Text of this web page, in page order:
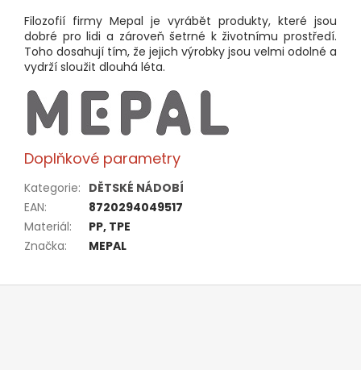
Filozofií firmy Mepal je vyrábět produkty, které jsou
dobré pro lidi a zároveň šetrné k životnímu prostředí.
Toho dosahují tím, že jejich výrobky jsou velmi odolné a
vydrží sloužit dlouhá léta.
Doplňkové parametry
Kategorie: DĚTSKÉ NÁDOBÍ
EAN:
8720294049517
Materiál:
PP, TPE
Značka: MEPAL
Z